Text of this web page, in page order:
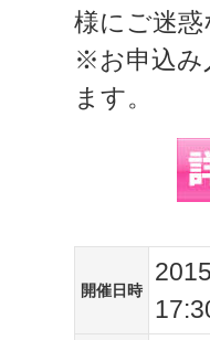
様にご迷
※お申込み
ます。
開催日時